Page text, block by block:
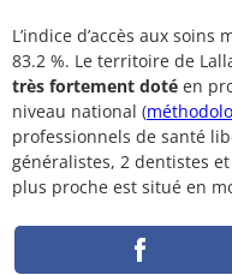
L’indice d’accès aux
83.2 %. Le territoire de
très fortement doté en
niveau national (
professionnels de santé
généralistes, 2 dentistes
plus proche est situé en